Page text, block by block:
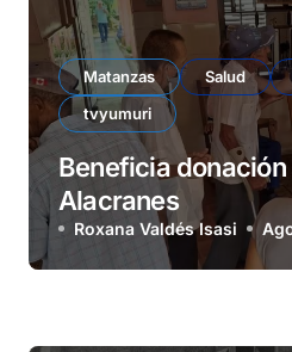
Matanzas Salud
tvyumuri
Beneficia
Alacranes
Roxana Valdés Isasi